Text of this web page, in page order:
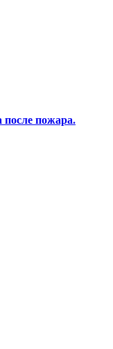
пожара.